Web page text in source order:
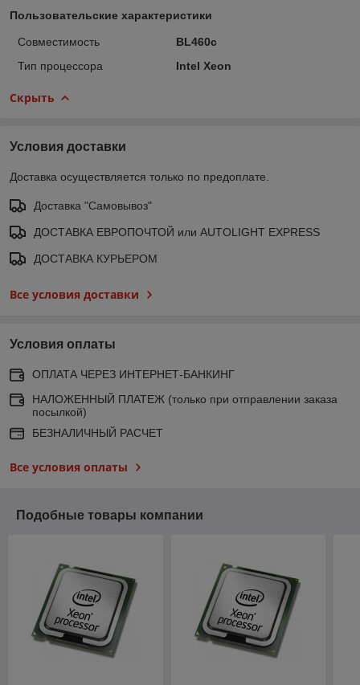
Пользовательские характеристики
Совместимость
BL460c
Тип процессора
Intel Xeon
Скрыть
Условия доставки
Доставка осуществляется только по предоплате.
Доставка "Самовывоз"
ДОСТАВКА ЕВРОПОЧТОЙ или AUTOLIGHT EXPRESS
ДОСТАВКА КУРЬЕРОМ
Все условия доставки
Условия оплаты
ОПЛАТА ЧЕРЕЗ ИНТЕРНЕТ-БАНКИНГ
НАЛОЖЕННЫЙ ПЛАТЕЖ (только при отправлении заказа
посылкой)
БЕЗНАЛИЧНЫЙ РАСЧЕТ
Все условия оплаты
Подобные товары компании